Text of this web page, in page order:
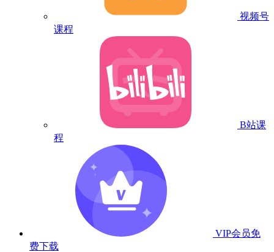
视频号
课程
B站课
程
VIP会员免
费下载